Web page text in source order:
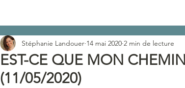
EST-CE QUE MON
(11/05/2020)
Stéphanie Landouer 14 mai 2020 2 min de lecture